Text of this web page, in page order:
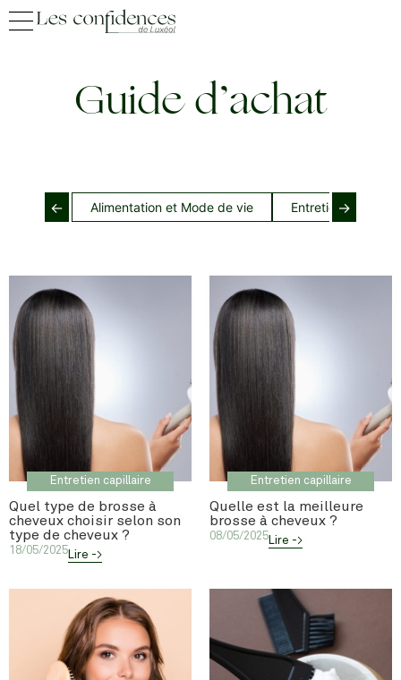
Guide d’achat
← Alimentation et Mode de vie Entretien cheveux
→
Entretien capillaire
Quel type de brosse à
cheveux choisir selon son
type de cheveux ?
18/05/2025Lire ->
Entretien capillaire
Quelle est la meilleure
brosse à cheveux ?
08/05/2025Lire ->